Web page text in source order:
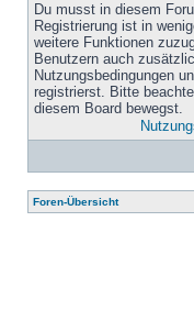
Du musst in diesem
Registrierung ist in
weitere Funktionen
Benutzern auch
Nutzungsbedingungen
registrierst. Bitte
diesem Board bewegst.
Foren-Übersicht